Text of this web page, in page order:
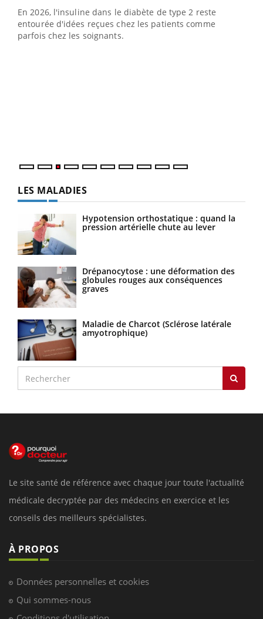
En 2026, l'insuline dans le diabète de type 2 reste
entourée d'idées reçues chez les patients comme
parfois chez les soignants.
LES MALADIES
Hypotension orthostatique : quand la
pression artérielle chute au lever
Drépanocytose : une déformation des
globules rouges aux conséquences
graves
Maladie de Charcot (Sclérose latérale
amyotrophique)
Le site santé de référence avec chaque jour toute l'actualité
médicale decryptée par des médecins en exercice et les
conseils des meilleurs spécialistes.
À PROPOS
Données personnelles et cookies
Qui sommes-nous